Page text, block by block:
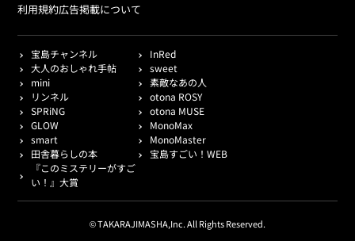
利用規約広告掲載について
宝島チャンネル
InRed
大人のおしゃれ手帖
sweet
mini
素敵なあの人
リンネル
otona ROSY
SPRiNG
otona MUSE
GLOW
MonoMax
smart
MonoMaster
田舎暮らしの本
宝島すごい！WEB
『このミステリーがすご
い！』大賞
© TAKARAJIMASHA,Inc. All Rights Reserved.